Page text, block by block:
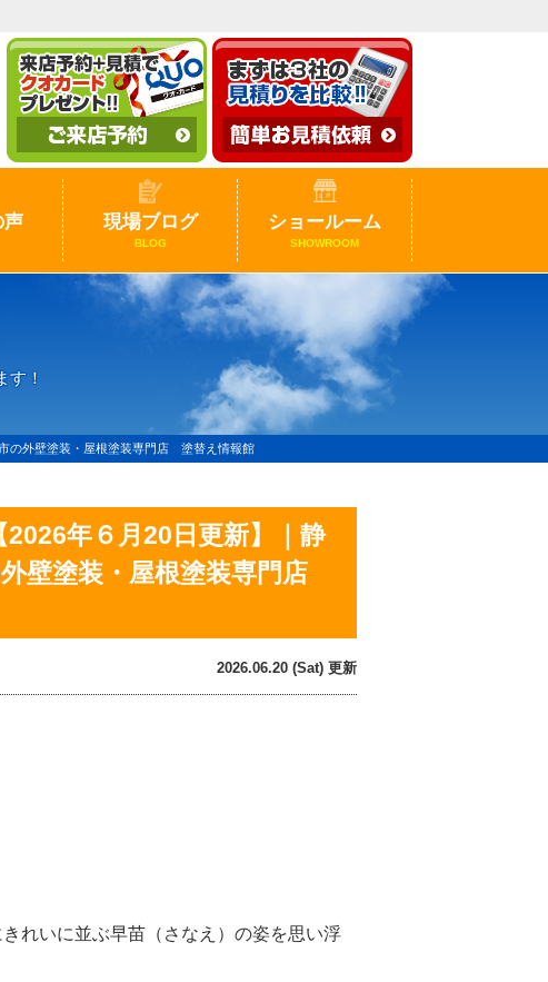
声 現場ブログ
BLOG
ショールーム
SHOWROOM
す！
の外壁塗装・屋根塗装専門店 塗替え情報館
年６月20日更新】｜静
壁塗装・屋根塗装専門店
2026.06.20 (Sat) 更新
れいに並ぶ早苗（さなえ）の姿を思い浮